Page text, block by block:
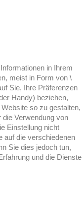
in Ihrem
meist in Form von \
Sie, Ihre Präferenzen
Handy) beziehen,
so zu gestalten,
Verwendung von
Einstellung nicht
auf die verschiedenen
Sie dies jedoch tun,
und die Dienste